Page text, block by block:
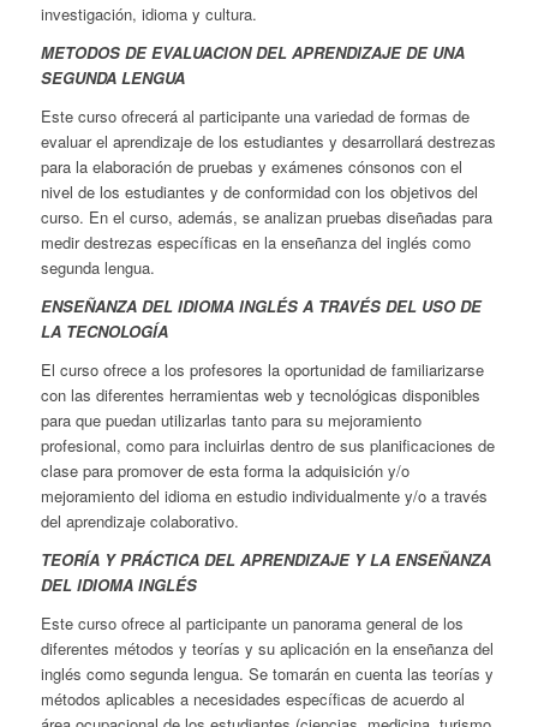
investigación, idioma y cultura.
METODOS DE EVALUACION DEL APRENDIZAJE DE UNA
SEGUNDA LENGUA
Este curso ofrecerá al participante una variedad de formas de
evaluar el aprendizaje de los estudiantes y desarrollará destrezas
para la elaboración de pruebas y exámenes cónsonos con el
nivel de los estudiantes y de conformidad con los objetivos del
curso. En el curso, además, se analizan pruebas diseñadas para
medir destrezas específicas en la enseñanza del inglés como
segunda lengua.
ENSEÑANZA DEL IDIOMA INGLÉS A TRAVÉS DEL USO DE
LA TECNOLOGÍA
El curso ofrece a los profesores la oportunidad de familiarizarse
con las diferentes herramientas web y tecnológicas disponibles
para que puedan utilizarlas tanto para su mejoramiento
profesional, como para incluirlas dentro de sus planificaciones de
clase para promover de esta forma la adquisición y/o
mejoramiento del idioma en estudio individualmente y/o a través
del aprendizaje colaborativo.
TEORÍA Y PRÁCTICA DEL APRENDIZAJE Y LA ENSEÑANZA
DEL IDIOMA INGLÉS
Este curso ofrece al participante un panorama general de los
diferentes métodos y teorías y su aplicación en la enseñanza del
inglés como segunda lengua. Se tomarán en cuenta las teorías y
métodos aplicables a necesidades específicas de acuerdo al